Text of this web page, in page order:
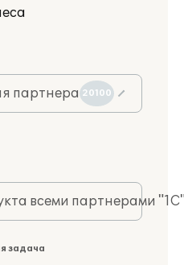
партнера 20100
всеми партнерами
задача